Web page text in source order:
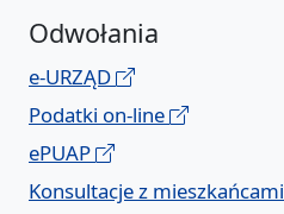
Odwołania
e-URZĄD
Podatki on-line
ePUAP
Konsultacje z mieszkańcami